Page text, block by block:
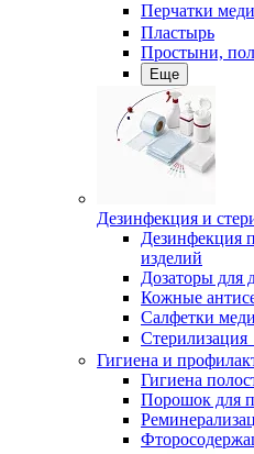
Перчатки
Пластырь
Простыни,
Еще
Дезинфекция и
Дезинфекция
изделий
Дозаторы для
Кожные
Салфетки
Стерилизация
Гигиена и
Гигиена
Порошок для